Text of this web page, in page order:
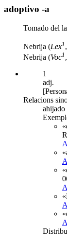
adoptivo -a
Tomado del
Nebrija (Lex1
Nebrija (Voc1
1
adj.
Relacions
ahijado